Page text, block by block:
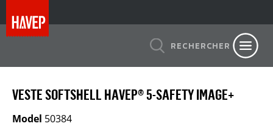
RECHERCHER
VESTE SOFTSHELL HAVEP® 5-SAFETY IMAGE+
Model 50384